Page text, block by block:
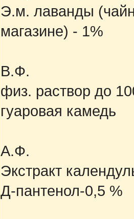
Э.м. лаванды
магазине) - 1%
В.Ф.
физ. раствор до
гуаровая камедь
А.Ф.
Экстракт
Д-пантенол-0,5 %